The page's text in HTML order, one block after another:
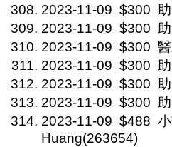
2023-11-09 $300
2023-11-09 $300
2023-11-09 $300
2023-11-09 $300
2023-11-09 $300
2023-11-09 $300
2023-11-09 $488
Huang(263654)